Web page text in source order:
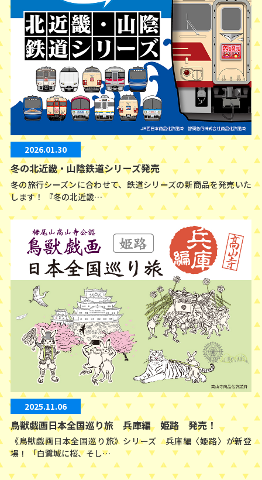
2026.01.30
冬の北近畿・山陰鉄道シリーズ発売
冬の旅行シーズンに合わせて、鉄道シリーズの新商品を発売いた
します！ 『冬の北近畿…
2025.11.06
鳥獣戯画日本全国巡り旅 兵庫編 姫路 発売！
《鳥獣戯画日本全国巡り旅》シリーズ 兵庫編〈姫路〉が新登
場！ 「白鷺城に桜、そし…